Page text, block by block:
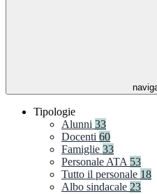
Tipologie
Alunni 33
Docenti 60
Famiglie 33
Personale ATA 53
Tutto il personale 18
Albo sindacale 23